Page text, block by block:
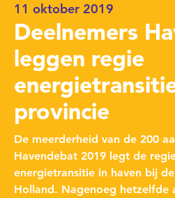
11 oktober 2019
Deelnemers
leggen regie
provincie
De meerderheid van de 200
Havendebat 2019 legt de
energietransitie in haven bij
Holland. Nagenoeg hetzelfde